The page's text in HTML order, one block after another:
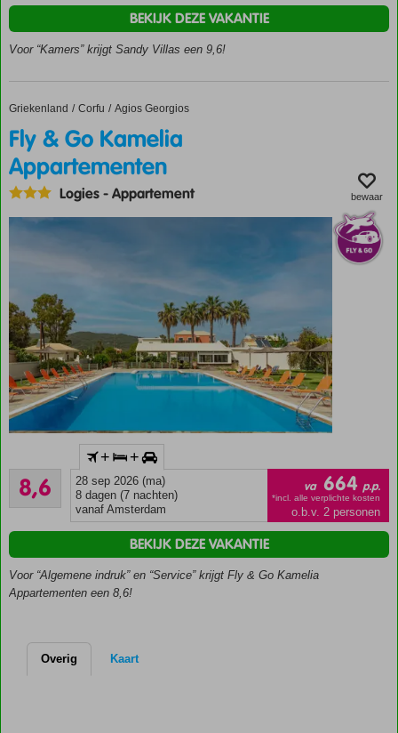
diverse
kamertypes
ruime
villa’s
maximaal
personen
Volop
smullen
met
Blijf in shape
dankzij diverse
sportfaciliteiten
Voor “Kamers” krijgt Sandy Villas een 9,6!
BEKIJK DEZE VAKANTIE
Home
Griekenland Corfu Agios Georgios
Fly & Go Kamelia Appartementen
Fly & Go Kamelia
Appartementen
Logies-Appartement bewaar
Kleinschalige
accommodatie
Moderne
appartementen
Rustige
ligging
centrum
8,6
Aanrader
69
beoordelingen
+ +
28 sep 2026 (ma)
8 dagen (7 nachten)
vanaf Amsterdam
va 664 p.p.
*incl. alle verplichte kosten
o.b.v. 2 personen
Voor “Algemene indruk” en “Service” krijgt Fly & Go Kamelia
Appartementen een 8,6!
BEKIJK DEZE VAKANTIE
Overig Kaart